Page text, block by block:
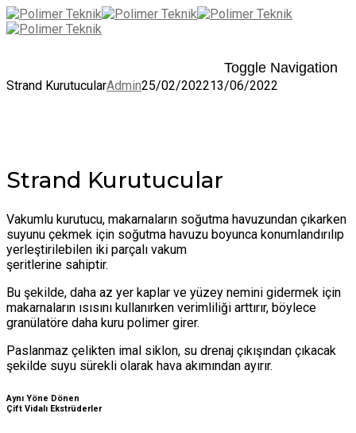
Toggle Navigation
Strand KurutucularAdmin25/02/202213/06/2022
Strand Kurutucular
Vakumlu kurutucu, makarnaların soğutma havuzundan çıkarken
suyunu çekmek için soğutma havuzu boyunca konumlandırılıp
yerleştirilebilen iki parçalı vakum
şeritlerine sahiptir.
Bu şekilde, daha az yer kaplar ve yüzey nemini gidermek için
makarnaların ısısını kullanırken verimliliği arttırır, böylece
granülatöre daha kuru polimer girer.
Paslanmaz çelikten imal siklon, su drenaj çıkışından çıkacak
şekilde suyu sürekli olarak hava akımından ayırır.
Aynı Yöne Dönen
Çift Vidalı Ekstrüderler